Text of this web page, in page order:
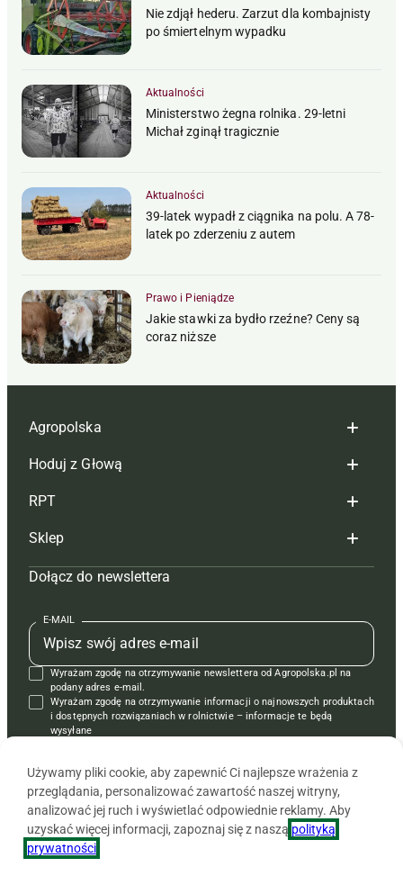
Nie zdjął hederu. Zarzut dla kombajnisty
po śmiertelnym wypadku
Aktualności
Ministerstwo żegna rolnika. 29-letni
Michał zginął tragicznie
Aktualności
39-latek wypadł z ciągnika na polu. A 78-
latek po zderzeniu z autem
Prawo i Pieniądze
Jakie stawki za bydło rzeźne? Ceny są
coraz niższe
Agropolska
Redakcja
Reklama
Tagi
Mapa serwisu
Kontakt
Regulamin
Polityka prywatności
Hoduj z Głową
Hoduj z głową bydło
Hoduj z głową świnie
Prenumerata
Redakcja
Kontakt
Reklama
RPT
Redakcja
Prenumerata
Reklama
Kontakt
Krzyżówki
Sklep
Czasopisma i prenumerata
Książki
Regulamin
Dołącz do newslettera
E-MAIL
Wyrażam zgodę na otrzymywanie newslettera od Agropolska.pl na
podany adres e-mail.
Wyrażam zgodę na otrzymywanie informacji o najnowszych produktach
i dostępnych rozwiązaniach w rolnictwie – informacje te będą
wysyłane
Używamy pliki cookie, aby zapewnić Ci najlepsze wrażenia z
przeglądania, personalizować zawartość naszej witryny,
analizować jej ruch i wyświetlać odpowiednie reklamy. Aby
uzyskać więcej informacji, zapoznaj się z naszą polityką
prywatności